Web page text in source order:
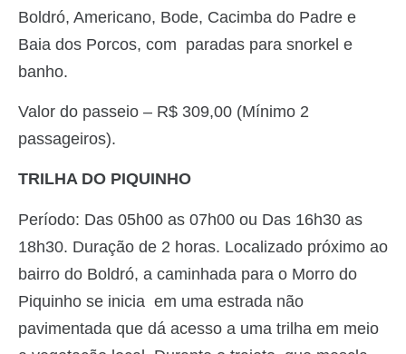
Boldró, Americano, Bode, Cacimba do Padre e
Baia dos Porcos, com paradas para snorkel e
banho.
Valor do passeio – R$ 309,00 (Mínimo 2
passageiros).
TRILHA DO PIQUINHO
Período: Das 05h00 as 07h00 ou Das 16h30 as
18h30. Duração de 2 horas. Localizado próximo ao
bairro do Boldró, a caminhada para o Morro do
Piquinho se inicia em uma estrada não
pavimentada que dá acesso a uma trilha em meio